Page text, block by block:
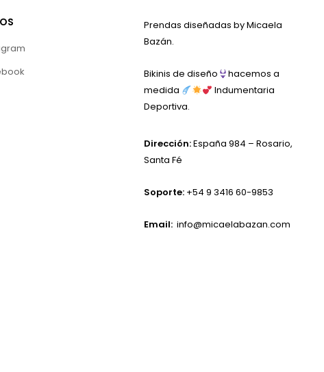
Prendas diseñadas by Micaela
Bazán.
Bikinis de diseño
hacemos a
medida
Indumentaria
Deportiva.
Dirección:España 984 – Rosario,
Santa Fé
Soporte: +54 9 3416 60-9853
Email: info@micaelabazan.com